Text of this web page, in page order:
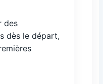
des
dès le départ,